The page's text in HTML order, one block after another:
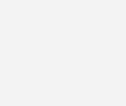
Dienstleistung
Krankenhaus Quakenbrück
vor Ort. Das Fotoshooting
Sollten sie die Fotografin
die Möglichkeit, das